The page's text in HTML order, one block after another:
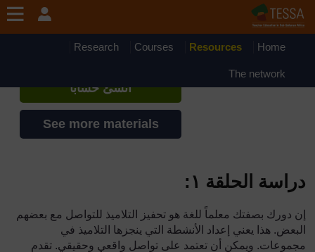
Home
Resources
Courses
Research
The network
إذا أنشأت حسابا، يمكنك أن تنشئ ملفاً
شخصياً على الموقع
أنشئ حساباً
See more materials
دراسة الحلقة ١ :
إن دورك بصفتك معلماً للغة هو تحفيز التلاميذ للتواصل مع بعضهم
البعض. هذا يعني إعداد الأنشطة التي ينجزها التلاميذ في
مجموعات. ويمكن أن تعتمد على تواصل واقعي وحقيقي. تقدم